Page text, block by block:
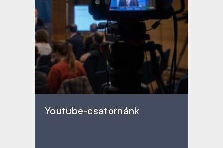
Youtube-csatornánk